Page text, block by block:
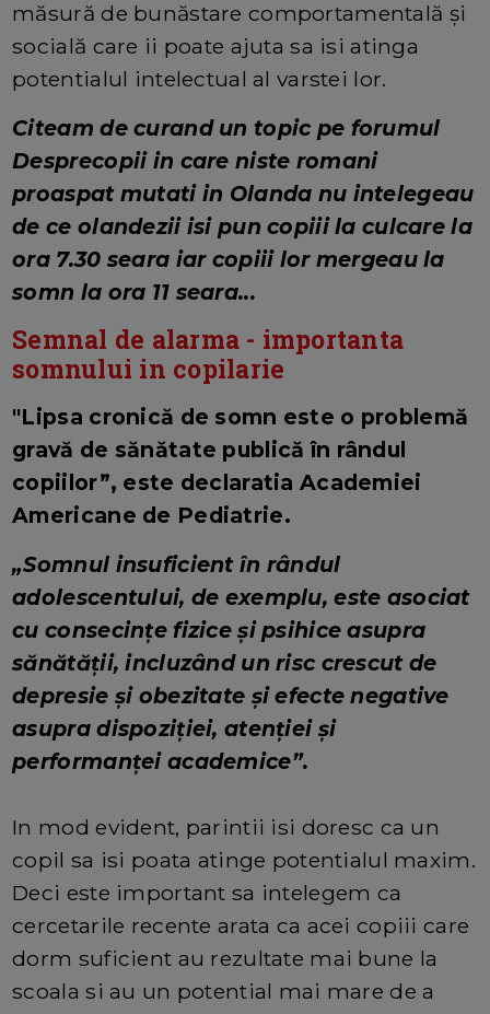
măsură de bunăstare comportamentală și
socială care ii poate ajuta sa isi atinga
potentialul intelectual al varstei lor.
Citeam de curand un topic pe forumul
Desprecopii in care niste romani
proaspat mutati in Olanda nu intelegeau
de ce olandezii isi pun copiii la culcare la
ora 7.30 seara iar copiii lor mergeau la
somn la ora 11 seara...
Semnal de alarma - importanta
somnului in copilarie
"Lipsa cronică de somn este o problemă
gravă de sănătate publică în rândul
copiilor”, este declaratia Academiei
Americane de Pediatrie.
„Somnul insuficient în rândul
adolescentului, de exemplu, este asociat
cu consecințe fizice și psihice asupra
sănătății, incluzând un risc crescut de
depresie și obezitate și efecte negative
asupra dispoziției, atenției și
performanței academice”.
In mod evident, parintii isi doresc ca un
copil sa isi poata atinge potentialul maxim.
Deci este important sa intelegem ca
cercetarile recente arata ca acei copiii care
dorm suficient au rezultate mai bune la
scoala si au un potential mai mare de a